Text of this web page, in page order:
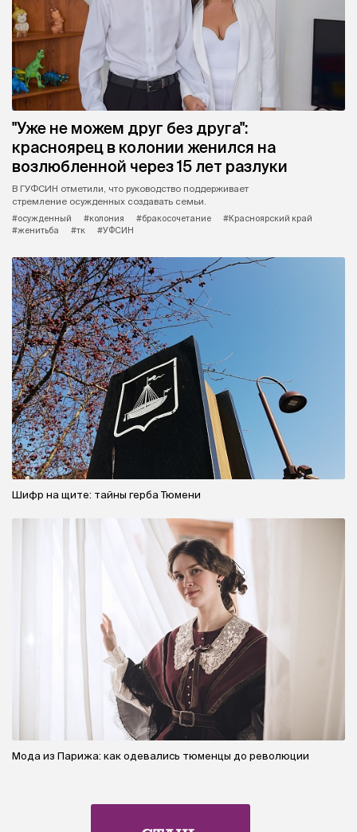
"Уже не можем друг без друга":
красноярец в колонии женился на
возлюбленной через 15 лет разлуки
В ГУФСИН отметили, что руководство поддерживает
стремление осужденных создавать семьи.
#осужденный
#колония #бракосочетание
#Красноярский край
#женитьба
#тк #УФСИН
Шифр на щите: тайны герба Тюмени
Мода из Парижа: как одевались тюменцы до революции